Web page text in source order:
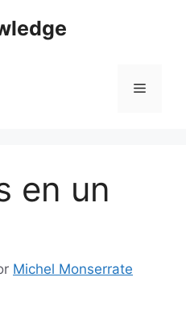
Menú
en un
Michel Monserrate